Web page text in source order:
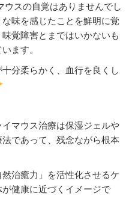
スの自覚はありませんでし
味を感じたことを鮮明に覚
覚障害とまではいかないも
ます。
分柔らかく、血行を良くし
マウス治療は保湿ジェルや
であって、残念ながら根本
治癒力」を活性化させるケ
健康に近づくイメージで